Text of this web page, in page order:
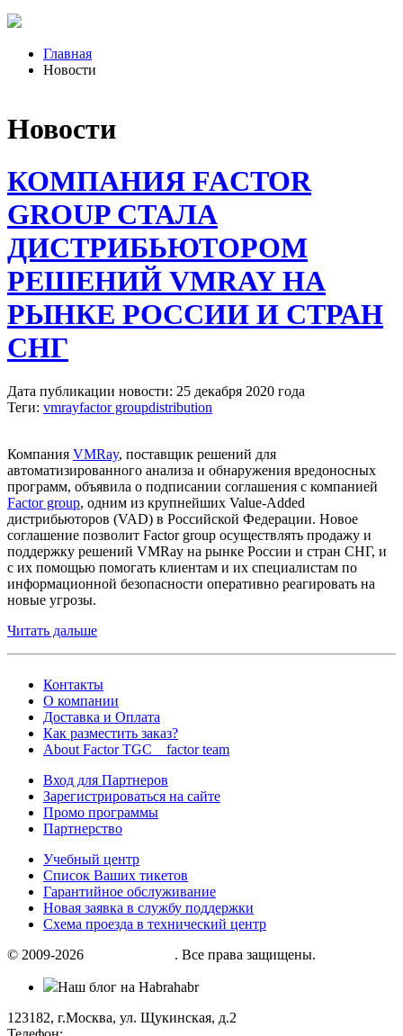
Главная
Новости
Новости
КОМПАНИЯ FACTOR
GROUP СТАЛА
ДИСТРИБЬЮТОРОМ
РЕШЕНИЙ VMRAY НА
РЫНКЕ РОССИИ И СТРАН
СНГ
Дата публикации новости: 25 декабря 2020 года
Теги: vmrayfactor groupdistribution
Компания VMRay, поставщик решений для
автоматизированного анализа и обнаружения вредоносных
программ, объявила о подписании соглашения с компанией
Factor group, одним из крупнейших Value-Added
дистрибьюторов (VAD) в Российской Федерации. Новое
соглашение позволит Factor group осуществлять продажу и
поддержку решений VMRay на рынке России и стран СНГ, и
с их помощью помогать клиентам и их специалистам по
информационной безопасности оперативно реагировать на
новые угрозы.
Читать дальше
Контакты
О компании
Доставка и Оплата
Как разместить заказ?
About Factor TGC _ factor team
Вход для Партнеров
Зарегистрироваться на сайте
Промо программы
Партнерство
Учебный центр
Список Ваших тикетов
Гарантийное обслуживание
Новая заявка в службу поддержки
Схема проезда в технический центр
© 2009-2026
. Все права защищены.
Наш блог на Habrahabr
123182, г.Москва, ул. Щукинская, д.2